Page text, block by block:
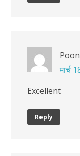
मार्च
Excellent
Reply